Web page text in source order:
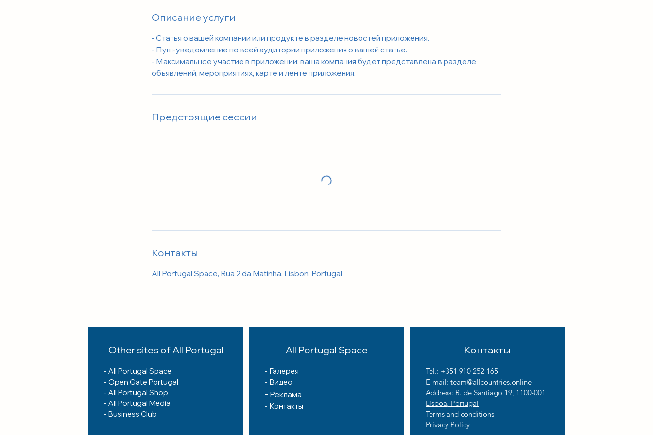
Описание услуги
- Статья о вашей компании или продукте в разделе новостей приложения.
- Пуш-уведомление по всей аудитории приложения о вашей статье.
- Максимальное участие в приложении: ваша компания будет представлена в разделе
объявлений, мероприятиях, карте и ленте приложения.
Предстоящие сессии
Контакты
All Portugal Space, Rua 2 da Matinha, Lisbon, Portugal
Other sites of All Portugal
- All Portugal Space
- Open Gate Portugal
- All Portugal Shop
- All Portugal Media
- Business Club
All Portugal Space
- Галерея
- Видео
- Реклама
- Контакты
Контакты
Tel.: +351 910 252 165
E-mail: team@allcountries.online
Address: R. de Santiago 19, 1100-001
Lisboa, Portugal
Terms and conditions
Privacy Policy